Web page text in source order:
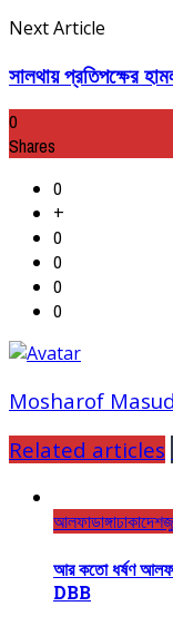
Next Article
সালথায় প্রতিপক্ষের
0
Shares
0
+
0
0
0
0
Mosharof Masud
Related articles
আলফাডাঙ্গাঢাকা
আর কতো ধর্ষণ
DBB